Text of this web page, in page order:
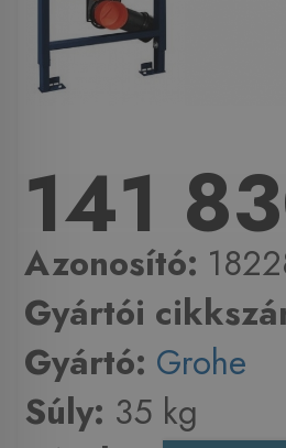
141
Azonosító:
Gyártói
Gyártó: Grohe
Súly: 35 kg